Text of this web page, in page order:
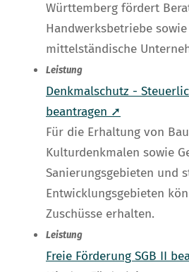
Württemberg fördert
Handwerksbetriebe
mittelständische
Leistung
Denkmalschutz -
beantragen ➚
Für die Erhaltung von
Kulturdenkmalen sowie
Sanierungsgebieten und
Entwicklungsgebieten
Zuschüsse erhalten.
Leistung
Freie Förderung SGB II